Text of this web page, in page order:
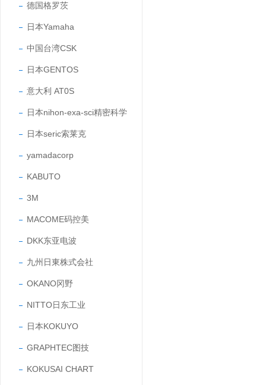
德国格罗茨
日本Yamaha
中国台湾CSK
日本GENTOS
意大利 AT0S
日本nihon-exa-sci精密科学
日本seric索莱克
yamadacorp
KABUTO
3M
MACOME码控美
DKK东亚电波
九州日東株式会社
OKANO冈野
NITTO日东工业
日本KOKUYO
GRAPHTEC图技
KOKUSAI CHART